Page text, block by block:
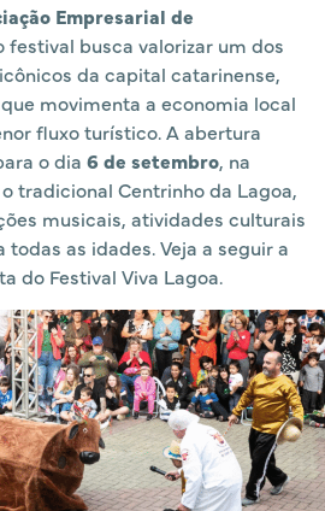
Empresarial de
festival busca valorizar um dos
da capital catarinense,
movimenta a economia local
fluxo turístico. A abertura
o dia 6 de setembro, na
o tradicional Centrinho da Lagoa,
musicais, atividades culturais
todas as idades. Veja a seguir a
do Festival Viva Lagoa.